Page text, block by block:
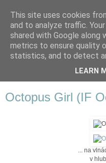
Octopus Girl (IF
... na
v
This site uses cookies
and to analyze traffic.
shared with Google along
metrics to ensure quality
statistics, and to detect
LEARN